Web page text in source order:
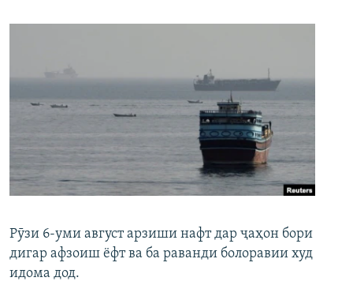
Рӯзи 6-уми август арзиши нафт дар ҷаҳон бори
дигар афзоиш ёфт ва ба раванди болоравии худ
идома дод.